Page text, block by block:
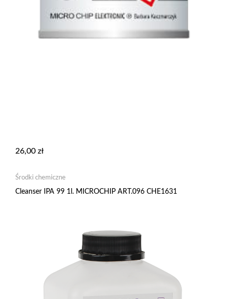
26,00 zł
Środki chemiczne
Cleanser IPA 99 1l. MICROCHIP ART.096 CHE1631